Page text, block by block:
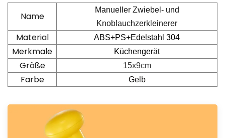
Name
Manueller Zwiebel- und
Knoblauchzerkleinerer
Material ABS+PS+Edelstahl 304
Merkmale Küchengerät
Größe 15x9cm
Farbe Gelb